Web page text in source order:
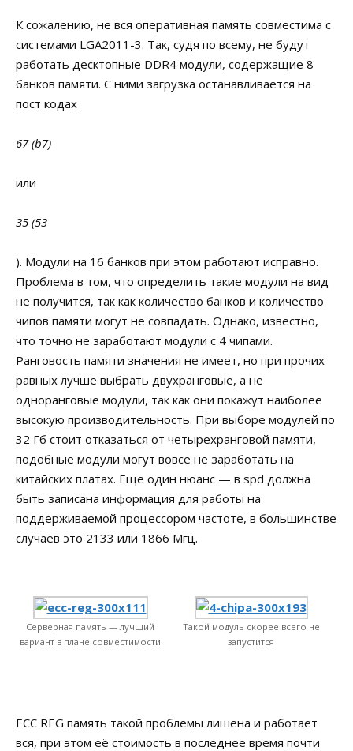
К сожалению, не вся оперативная память совместима с
системами LGA2011-3. Так, судя по всему, не будут
работать десктопные DDR4 модули, содержащие 8
банков памяти. С ними загрузка останавливается на
пост кодах
67 (b7)
или
35 (53
). Модули на 16 банков при этом работают исправно.
Проблема в том, что определить такие модули на вид
не получится, так как количество банков и количество
чипов памяти могут не совпадать. Однако, известно,
что точно не заработают модули с 4 чипами.
Ранговость памяти значения не имеет, но при прочих
равных лучше выбрать двухранговые, а не
одноранговые модули, так как они покажут наиболее
высокую производительность. При выборе модулей по
32 Гб стоит отказаться от четырехранговой памяти,
подобные модули могут вовсе не заработать на
китайских платах. Еще один нюанс — в spd должна
быть записана информация для работы на
поддерживаемой процессором частоте, в большинстве
случаев это 2133 или 1866 Мгц.
Серверная память — лучший
вариант в плане совместимости
Такой модуль скорее всего не
запустится
ECC REG память такой проблемы лишена и работает
вся, при этом её стоимость в последнее время почти